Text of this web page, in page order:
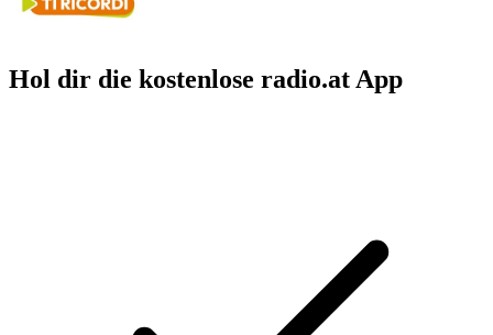
Hol dir die kostenlose radio.at App